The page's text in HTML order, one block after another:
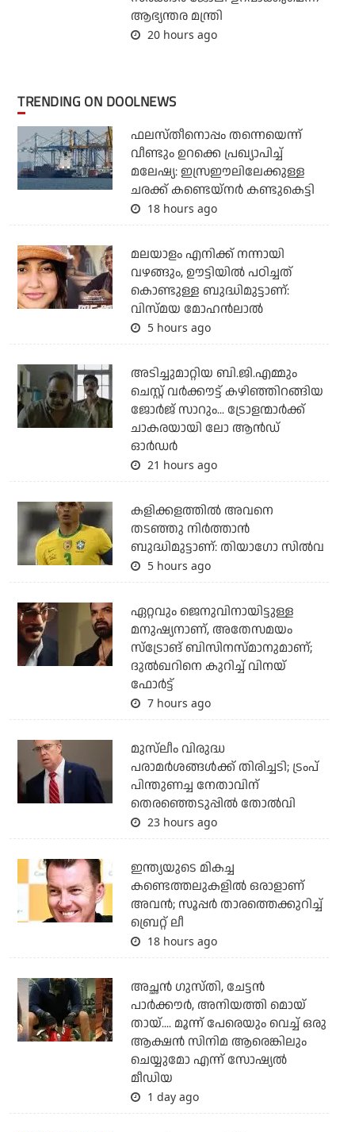
ആഭ്യന്തര മന്ത്രി
20 hours ago
TRENDING ON DOOLNEWS
ഫലസ്തീനൊപ്പം തന്നെയെന്ന്
വീണ്ടും ഉറക്കെ പ്രഖ്യാപിച്ച്
മലേഷ്യ: ഇസ്രഈലിലേക്കുള്ള
ചരക്ക് കണ്ടെയ്‌നര്‍ കണ്ടുകെട്ടി
18 hours ago
മലയാളം എനിക്ക് നന്നായി
വഴങ്ങും, ഊട്ടിയില്‍ പഠിച്ചത്
കൊണ്ടുള്ള ബുദ്ധിമുട്ടാണ്:
വിസ്മയ മോഹന്‍ലാല്‍
5 hours ago
അടിച്ചുമാറ്റിയ ബി.ജി.എമ്മും
ചെസ്റ്റ് വര്‍ക്കൗട്ട് കഴിഞ്ഞിറങ്ങിയ
ജോര്‍ജ് സാറും... ട്രോളന്മാര്‍ക്ക്
ചാകരയായി ലോ ആന്‍ഡ്
ഓര്‍ഡര്‍
21 hours ago
കളിക്കളത്തില്‍ അവനെ
തടഞ്ഞു നിര്‍ത്താന്‍
ബുദ്ധിമുട്ടാണ്: തിയാഗോ സില്‍വ
5 hours ago
ഏറ്റവും ജെനുവിനായിട്ടുള്ള
മനുഷ്യനാണ്, അതേസമയം
സ്‌ട്രോങ് ബിസിനസ്മാനുമാണ്;
ദുല്‍ഖറിനെ കുറിച്ച് വിനയ്
ഫോര്‍ട്ട്
7 hours ago
മുസ്‌ലീം വിരുദ്ധ
പരാമര്‍ശങ്ങള്‍ക്ക് തിരിച്ചടി; ട്രംപ്
പിന്തുണച്ച നേതാവിന്
തെരഞ്ഞെടുപ്പില്‍ തോല്‍വി
23 hours ago
ഇന്ത്യയുടെ മികച്ച
കണ്ടെത്തലുകളില്‍ ഒരാളാണ്
അവന്‍; സൂപ്പര്‍ താരത്തെക്കുറിച്ച്
ബ്രെറ്റ് ലീ
18 hours ago
അച്ഛന്‍ ഗുസ്തി, ചേട്ടന്‍
പാര്‍ക്കൗര്‍, അനിയത്തി മൊയ്
തായ്.... മൂന്ന് പേരെയും വെച്ച് ഒരു
ആക്ഷന്‍ സിനിമ ആരെങ്കിലും
ചെയ്യുമോ എന്ന് സോഷ്യല്‍
മീഡിയ
1 day ago